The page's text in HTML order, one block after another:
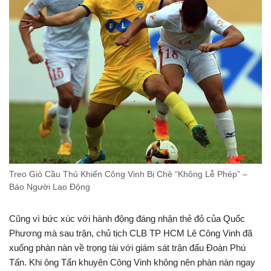
Treo Giò Cầu Thủ Khiến Công Vinh Bị Chê “Không Lễ Phép” –
Báo Người Lao Động
Cũng vì bức xúc với hành động đáng nhận thẻ đỏ của Quốc
Phương mà sau trận, chủ tịch CLB TP HCM Lê Công Vinh đã
xuống phàn nàn về trọng tài với giám sát trận đấu Đoàn Phú
Tấn. Khi ông Tấn khuyên Công Vinh không nên phàn nàn ngay